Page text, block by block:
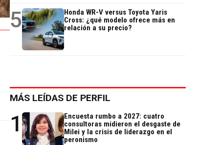
5
Honda WR-V versus Toyota Yaris
Cross: ¿qué modelo ofrece más en
relación a su precio?
MÁS LEÍDAS DE PERFIL
1
Encuesta rumbo a 2027: cuatro
consultoras midieron el desgaste de
Milei y la crisis de liderazgo en el
peronismo